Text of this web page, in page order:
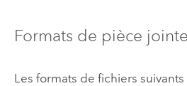
Formats de pièce
Les formats de fichiers